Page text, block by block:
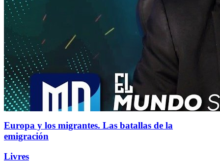
Europa y los migrantes. Las batallas de la
emigración
Livres